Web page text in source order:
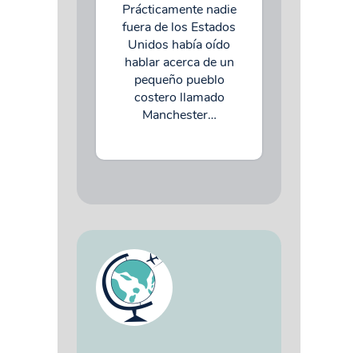
Prácticamente nadie
fuera de los Estados
Unidos había oído
hablar acerca de un
pequeño pueblo
costero llamado
Manchester…